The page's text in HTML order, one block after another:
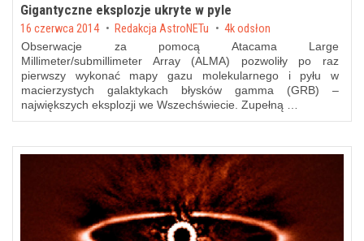
Gigantyczne eksplozje ukryte w pyle
Posted on
16 czerwca 2014 by Redakcja AstroNETu 4k odsłon
Obserwacje za pomocą Atacama Large
Millimeter/submillimeter Array (ALMA) pozwoliły po raz
pierwszy wykonać mapy gazu molekularnego i pyłu w
macierzystych galaktykach błysków gamma (GRB) –
największych eksplozji we Wszechświecie. Zupełną …